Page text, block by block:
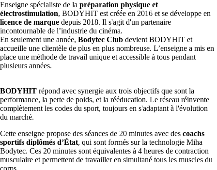
Enseigne spécialiste de la préparation physique et
électrostimulation, BODYHIT est créée en 2016 et se développe en
licence de marque depuis 2018. Il s'agit d'un partenaire
incontournable de l’industrie du cinéma.
En seulement une année, Bodytec Club devient BODYHIT et
accueille une clientèle de plus en plus nombreuse. L’enseigne a mis en
place une méthode de travail unique et accessible à tous pendant
plusieurs années.
BODYHIT répond avec synergie aux trois objectifs que sont la
performance, la perte de poids, et la rééducation. Le réseau réinvente
complètement les codes du sport, toujours en s'adaptant à l'évolution
du marché.
Cette enseigne propose des séances de 20 minutes avec des coachs
sportifs diplômés d’État, qui sont formés sur la technologie Miha
Bodytec. Ces 20 minutes sont équivalentes à 4 heures de contraction
musculaire et permettent de travailler en simultané tous les muscles du
corps.